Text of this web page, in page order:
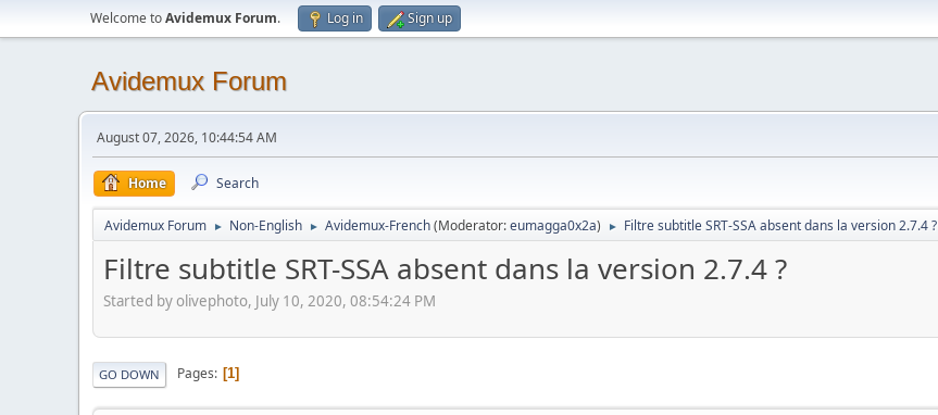
Welcome toAvidemux Forum. Log in Sign up
Avidemux Forum
August 07, 2026, 10:44:54 AM
Home Search
Avidemux Forum ► Non-English ► Avidemux-French(Moderator:eumagga0x2a) ► Filtre subtitle SRT-SSA absent dans la version 2.7.4 ?
Filtre subtitle SRT-SSA absent dans la version 2.7.4 ?
Started by olivephoto, July 10, 2020, 08:54:24 PM
GO DOWN Pages 1